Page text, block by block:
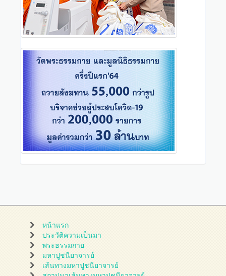
หน้าแรก
ประวัติความเป็นมา
พระธรรมกาย
มหาปูชนียาจารย์
เส้นทางมหาปูชนียาจารย์